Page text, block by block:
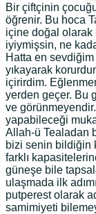
Bir çiftçinin
öğrenir. Bu hoca
içine doğal olarak
iyiymişsin, ne
Hatta en
yıkayarak
içirirdim.
yerden geçer. Bu
ve
yapabileceği
Allah-ü Tealadan
bizi senin bildiğin
farklı
güneşe bile
ulaşmada ilk
putperest olarak
samimiyeti